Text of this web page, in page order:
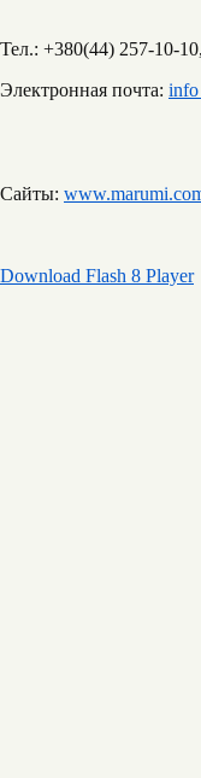
Тел.: +380(44) 257-10-
Электронная почта: info
Сайты:
Download Flash 8 Player